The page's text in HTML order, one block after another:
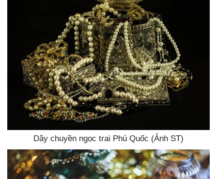
Dây chuyền ngọc trai Phú Quốc (Ảnh ST)